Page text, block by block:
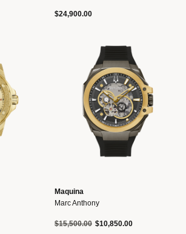
$24,900.00
Maquina
Marc Anthony
Precio reducido de
$15,500.00a$10,850.00